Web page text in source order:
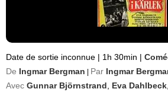
Date de sortie inconnue | 1h 30min |
De Ingmar Bergman Par Ingmar
Avec Gunnar Björnstrand Eva Dahlbeck